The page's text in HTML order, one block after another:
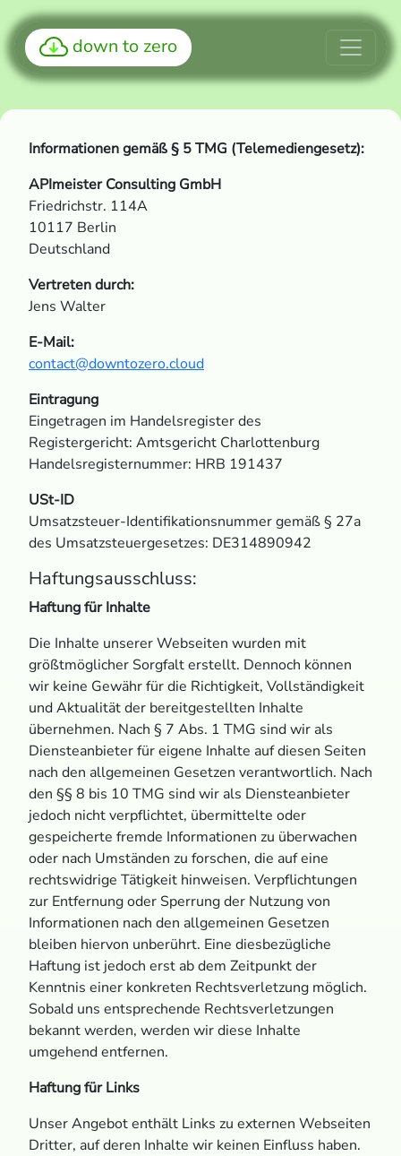
down to zero
Informationen gemäß § 5 TMG (Telemediengesetz):
APImeister Consulting GmbH
Friedrichstr. 114A
10117 Berlin
Deutschland
Vertreten durch:
Jens Walter
E-Mail:
contact@downtozero.cloud
Eintragung
Eingetragen im Handelsregister des
Registergericht: Amtsgericht Charlottenburg
Handelsregisternummer: HRB 191437
USt‑ID
Umsatzsteuer-Identifikationsnummer gemäß § 27a
des Umsatzsteuergesetzes: DE314890942
Haftungsausschluss:
Haftung für Inhalte
Die Inhalte unserer Webseiten wurden mit
größtmöglicher Sorgfalt erstellt. Dennoch können
wir keine Gewähr für die Richtigkeit, Vollständigkeit
und Aktualität der bereitgestellten Inhalte
übernehmen. Nach § 7 Abs. 1 TMG sind wir als
Diensteanbieter für eigene Inhalte auf diesen Seiten
nach den allgemeinen Gesetzen verantwortlich. Nach
den §§ 8 bis 10 TMG sind wir als Diensteanbieter
jedoch nicht verpflichtet, übermittelte oder
gespeicherte fremde Informationen zu überwachen
oder nach Umständen zu forschen, die auf eine
rechtswidrige Tätigkeit hinweisen. Verpflichtungen
zur Entfernung oder Sperrung der Nutzung von
Informationen nach den allgemeinen Gesetzen
bleiben hiervon unberührt. Eine diesbezügliche
Haftung ist jedoch erst ab dem Zeitpunkt der
Kenntnis einer konkreten Rechtsverletzung möglich.
Sobald uns entsprechende Rechtsverletzungen
bekannt werden, werden wir diese Inhalte
umgehend entfernen.
Haftung für Links
Unser Angebot enthält Links zu externen Webseiten
Dritter, auf deren Inhalte wir keinen Einfluss haben.